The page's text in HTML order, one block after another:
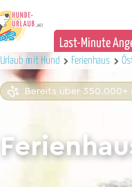
Last-Minute
Urlaub mit Hund Ferienhaus
Bereits über 350.000+